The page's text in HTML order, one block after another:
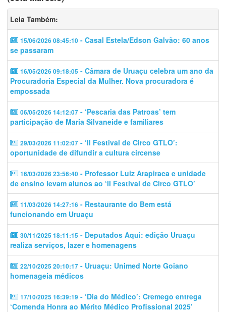
Leia Também:
15/06/2026 08:45:10 - Casal Estela/Edson Galvão: 60 anos
se passaram
16/05/2026 09:18:05 - Câmara de Uruaçu celebra um ano da
Procuradoria Especial da Mulher. Nova procuradora é
empossada
06/05/2026 14:12:07 - ‘Pescaria das Patroas’ tem
participação de Maria Silvaneide e familiares
29/03/2026 11:02:07 - ‘II Festival de Circo GTLO’:
oportunidade de difundir a cultura circense
16/03/2026 23:56:40 - Professor Luiz Arapiraca e unidade
de ensino levam alunos ao ‘II Festival de Circo GTLO’
11/03/2026 14:27:16 - Restaurante do Bem está
funcionando em Uruaçu
30/11/2025 18:11:15 - Deputados Aqui: edição Uruaçu
realiza serviços, lazer e homenagens
22/10/2025 20:10:17 - Uruaçu: Unimed Norte Goiano
homenageia médicos
17/10/2025 16:39:19 - ‘Dia do Médico’: Cremego entrega
‘Comenda Honra ao Mérito Médico Profissional 2025’